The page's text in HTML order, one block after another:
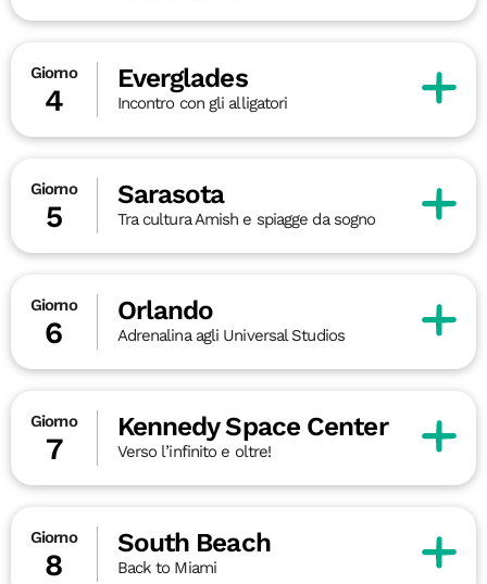
Giorno
4
Everglades
Incontro con gli alligatori
Giorno
5
Sarasota
Tra cultura Amish e spiagge da sogno
Giorno
6
Orlando
Adrenalina agli Universal Studios
Giorno
7
Kennedy Space Center
Verso l’infinito e oltre!
Giorno
8
South Beach
Back to Miami